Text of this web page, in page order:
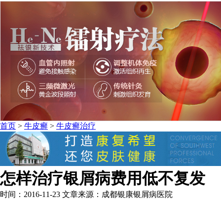
首页 > 牛皮癣 > 牛皮癣治疗
怎样治疗银屑病费用低不复发
时间：2016-11-23 文章来源：成都银康银屑病医院